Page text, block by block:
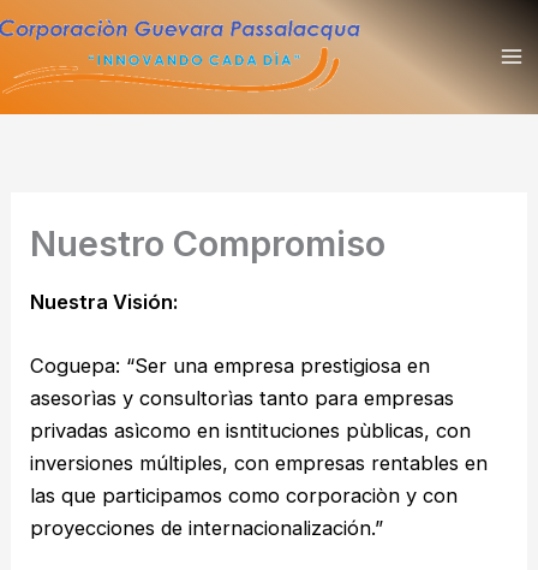
Ir
contenido
Nuestro Compromiso
Nuestra Visión:
Coguepa: “Ser una empresa prestigiosa en
asesorìas y consultorìas tanto para empresas
privadas asìcomo en isntituciones pùblicas, con
inversiones múltiples, con empresas rentables en
las que participamos como corporaciòn y con
proyecciones de internacionalización.”